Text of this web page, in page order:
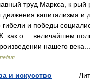
труд Маркса, к рый
капитализма и
гибели и победы
как о ... величайшем
нашего
и искусство —